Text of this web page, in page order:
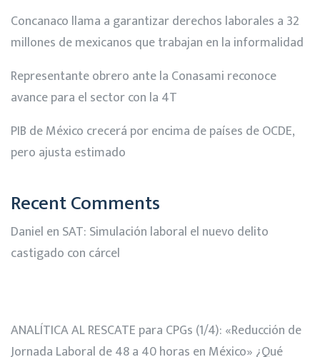
Concanaco llama a garantizar derechos laborales a 32
millones de mexicanos que trabajan en la informalidad
Representante obrero ante la Conasami reconoce
avance para el sector con la 4T
PIB de México crecerá por encima de países de OCDE,
pero ajusta estimado
Recent Comments
Daniel en SAT: Simulación laboral el nuevo delito
castigado con cárcel
ANALÍTICA AL RESCATE para CPGs (1/4): «Reducción de
Jornada Laboral de 48 a 40 horas en México» ¿Qué